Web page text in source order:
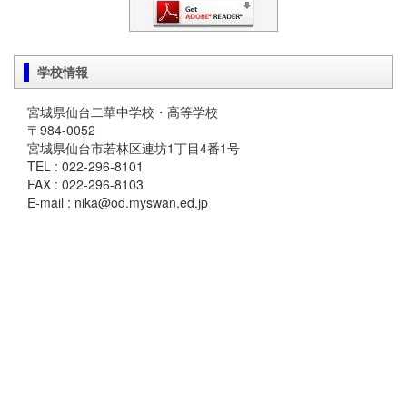
学校情報
宮城県仙台二華中学校・高等学校
〒984-0052
宮城県仙台市若林区連坊1丁目4番1号
TEL : 022-296-8101
FAX : 022-296-8103
E-mail : nika@od.myswan.ed.jp